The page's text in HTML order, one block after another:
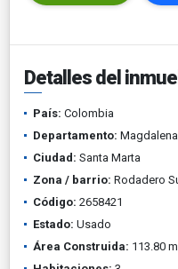
Detalles del
País: Colombia
Departamento: Magdalena
Ciudad: Santa Marta
Zona / barrio: Rodadero
Código: 2658421
Estado: Usado
Área Construida: 113.80